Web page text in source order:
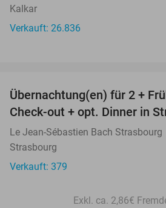
Kalkar
Verkauft: 26.836
Übernachtung(en) für 2 +
Check-out + opt. Dinner in
Le Jean-Sébastien Bach Strasbourg
Strasbourg
Verkauft: 379
Exkl. ca. 2,86€